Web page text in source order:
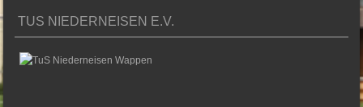
TUS NIEDERNEISEN E.V.